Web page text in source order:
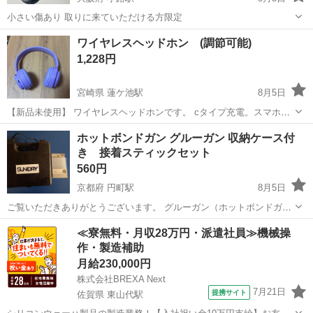
小さい傷あり 取りに来ていただける方限定
大阪 大阪市 小路駅 オーディオ Soundcore
ワイヤレスヘッドホン (調節可能)
1,228円
宮崎県 蓮ケ池駅
8月5日
【新品未使用】 ワイヤレスヘッドホンです。 cタイプ充電。スマホと
の有線接続も可能、SDカード差し込み口あり。 写真の通り全ての調
節、操作をヘッドホンについてるボタンで行えます。 宜しくお願いし
ます
宮崎 宮崎市 蓮ケ池駅 オーディオ ヘッドホン
ホットボンドガン グルーガン 収納ケース付
き 接着スティックセット
560円
京都府 円町駅
8月5日
ご覧いただきありがとうございます。 グルーガン（ホットボンドガ
ン）本体、専用収納ハードケース、未使用の接着スティック一式のセ
ットです。 DIY・小物修理・手芸工作などに便利です。 動作確認済み
です。 京都中京区にて直接手...
京都 京都市 円町駅 オーディオ
≪寮無料・月収28万円・派遣社員≫機械操
作・製造補助
月給230,000円
株式会社BREXA Next
佐賀県 東山代駅
提携サイト 7月21日